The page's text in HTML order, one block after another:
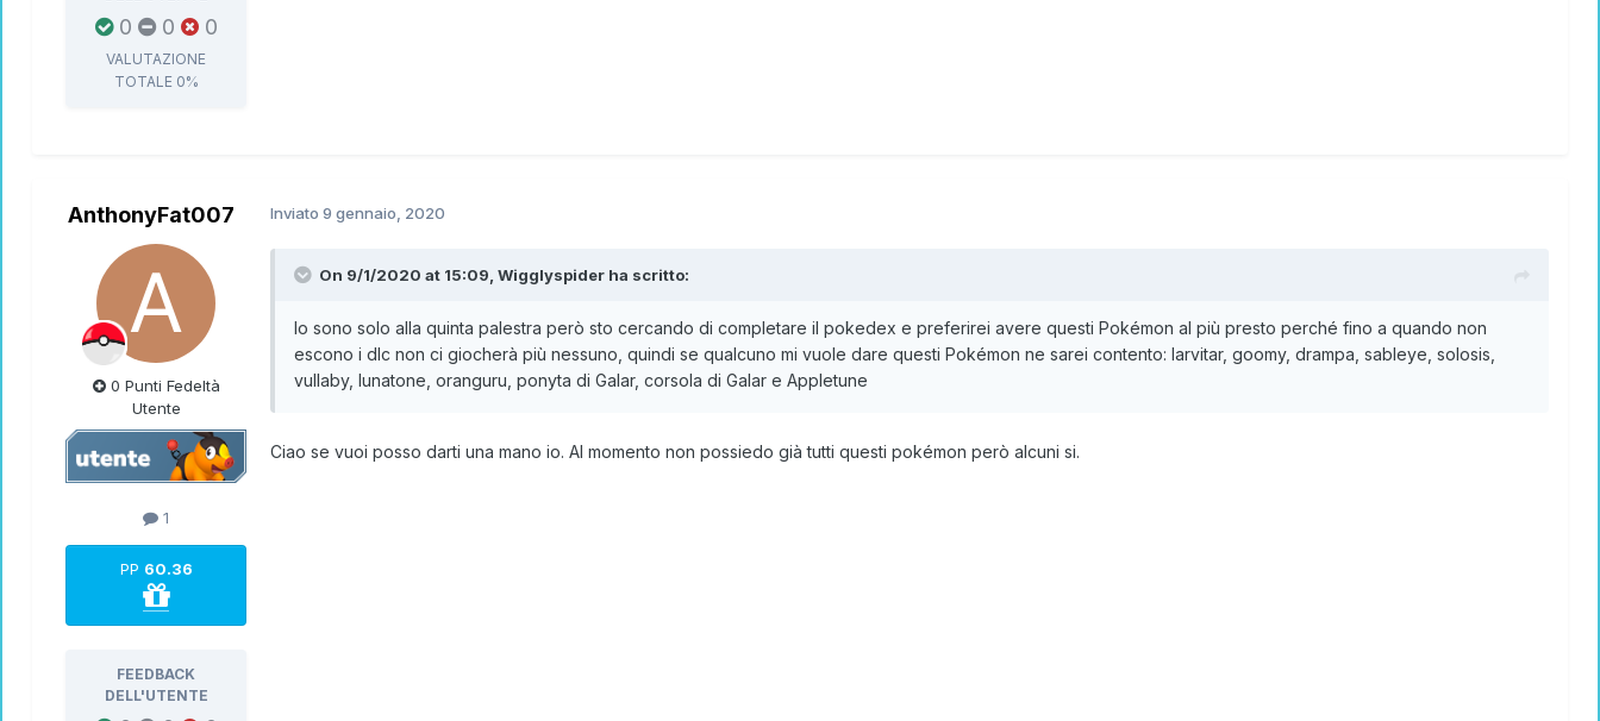
0 0 0
VALUTAZIONE
TOTALE 0%
AnthonyFat007
0 Punti Fedeltà
Utente
1
PP 60.36
FEEDBACK
DELL'UTENTE
Inviato 9 gennaio, 2020
On 9/1/2020 at 15:09, Wigglyspider ha scritto:
Io sono solo alla quinta palestra però sto cercando di completare il pokedex e preferirei avere questi Pokémon al più presto perché fino a quando non
escono i dlc non ci giocherà più nessuno, quindi se qualcuno mi vuole dare questi Pokémon ne sarei contento: larvitar, goomy, drampa, sableye, solosis,
vullaby, lunatone, oranguru, ponyta di Galar, corsola di Galar e Appletune
Ciao se vuoi posso darti una mano io. Al momento non possiedo già tutti questi pokémon però alcuni si.